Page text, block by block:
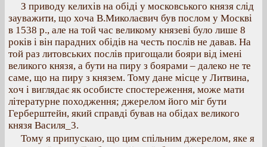
З приводу келихів на обіді у московського князя слід
зауважити, що хоча В.Миколаєвич був послом у Москві
в 1538 р., але на той час великому князеві було лише 8
років і він парадних обідів на честь послів не давав. На
той раз литовських послів пригощали бояри від імені
великого князя, а бути на пиру з боярами – далеко не те
саме, що на пиру з князем. Тому дане місце у Литвина,
хоч і виглядає як особисте спостереження, може мати
літературне походження; джерелом його міг бути
Герберштейн, який справді бував на обідах великого
князя Василя_3.
Тому я припускаю, що цим спільним джерелом, яке я